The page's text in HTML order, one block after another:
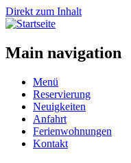
Direkt zum Inhalt
Main navigation
Menü
Reservierung
Neuigkeiten
Anfahrt
Ferienwohnungen
Kontakt